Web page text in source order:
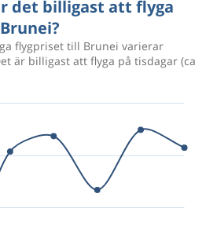
14 328 kr
14 145 kr
45 501 kr
det billigast att flyga
flygpriset till Brunei varierar
är billigast att flyga på tisdagar (ca